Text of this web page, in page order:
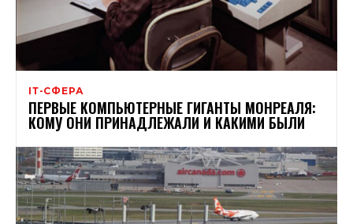
ІТ-СФЕРА
ПЕРВЫЕ КОМПЬЮТЕРНЫЕ ГИГАНТЫ МОНРЕАЛЯ:
КОМУ ОНИ ПРИНАДЛЕЖАЛИ И КАКИМИ БЫЛИ